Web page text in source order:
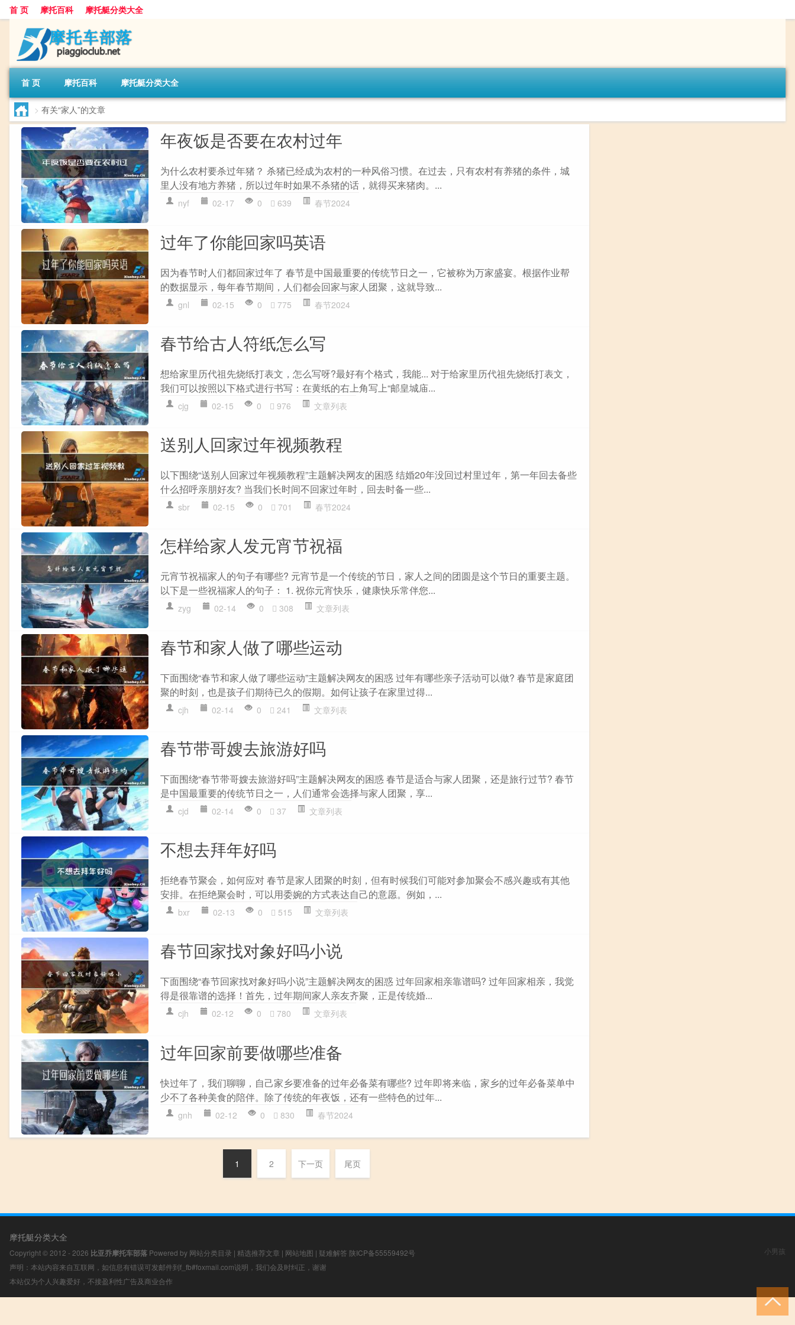
首 页 摩托百科 摩托艇分类大全
首 页 摩托百科 摩托艇分类大全
> 有关“家人”的文章
年夜饭是否要在农村过年
为什么农村要杀过年猪？ 杀猪已经成为农村的一种风俗习惯。在过去，只有农村有养猪的条件，城
里人没有地方养猪，所以过年时如果不杀猪的话，就得买来猪肉。...
nyf 02-17 0 639 春节2024
过年了你能回家吗英语
因为春节时人们都回家过年了 春节是中国最重要的传统节日之一，它被称为万家盛宴。根据作业帮
的数据显示，每年春节期间，人们都会回家与家人团聚，这就导致...
gnl 02-15 0 775 春节2024
春节给古人符纸怎么写
想给家里历代祖先烧纸打表文，怎么写呀?最好有个格式，我能... 对于给家里历代祖先烧纸打表文，
我们可以按照以下格式进行书写：在黄纸的右上角写上“邮皇城庙...
cjg 02-15 0 976 文章列表
送别人回家过年视频教程
以下围绕“送别人回家过年视频教程”主题解决网友的困惑 结婚20年没回过村里过年，第一年回去备些
什么招呼亲朋好友? 当我们长时间不回家过年时，回去时备一些...
sbr 02-15 0 701 春节2024
怎样给家人发元宵节祝福
元宵节祝福家人的句子有哪些? 元宵节是一个传统的节日，家人之间的团圆是这个节日的重要主题。
以下是一些祝福家人的句子： 1. 祝你元宵快乐，健康快乐常伴您...
zyg 02-14 0 308 文章列表
春节和家人做了哪些运动
下面围绕“春节和家人做了哪些运动”主题解决网友的困惑 过年有哪些亲子活动可以做? 春节是家庭团
聚的时刻，也是孩子们期待已久的假期。如何让孩子在家里过得...
cjh 02-14 0 241 文章列表
春节带哥嫂去旅游好吗
下面围绕“春节带哥嫂去旅游好吗”主题解决网友的困惑 春节是适合与家人团聚，还是旅行过节? 春节
是中国最重要的传统节日之一，人们通常会选择与家人团聚，享...
cjd 02-14 0 37 文章列表
不想去拜年好吗
拒绝春节聚会，如何应对 春节是家人团聚的时刻，但有时候我们可能对参加聚会不感兴趣或有其他
安排。在拒绝聚会时，可以用委婉的方式表达自己的意愿。例如，...
bxr 02-13 0 515 文章列表
春节回家找对象好吗小说
下面围绕“春节回家找对象好吗小说”主题解决网友的困惑 过年回家相亲靠谱吗? 过年回家相亲，我觉
得是很靠谱的选择！首先，过年期间家人亲友齐聚，正是传统婚...
cjh 02-12 0 780 文章列表
过年回家前要做哪些准备
快过年了，我们聊聊，自己家乡要准备的过年必备菜有哪些? 过年即将来临，家乡的过年必备菜单中
少不了各种美食的陪伴。除了传统的年夜饭，还有一些特色的过年...
gnh 02-12 0 830 春节2024
1 2 下一页 尾页
摩托艇分类大全
Copyright © 2012 - 2026 比亚乔摩托车部落 Powered by 网站分类目录 | 精选推荐文章 | 网站地图 | 疑难解答 陕ICP备55559492号
声明：本站内容来自互联网，如信息有错误可发邮件到f_fb#foxmail.com说明，我们会及时纠正，谢谢
本站仅为个人兴趣爱好，不接盈利性广告及商业合作
小男孩